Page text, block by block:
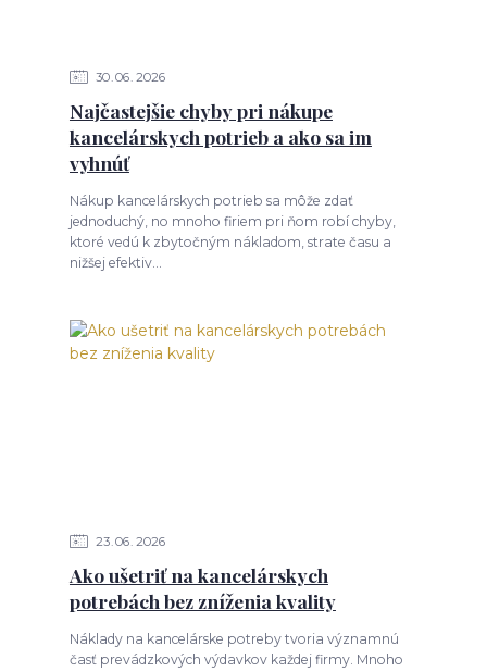
30 06 2026
Najčastejšie chyby pri nákupe
kancelárskych potrieb a ako sa im
vyhnúť
Nákup kancelárskych potrieb sa môže zdať
jednoduchý, no mnoho firiem pri ňom robí chyby,
ktoré vedú k zbytočným nákladom, strate času a
nižšej efektiv...
23 06 2026
Ako ušetriť na kancelárskych
potrebách bez zníženia kvality
Náklady na kancelárske potreby tvoria významnú
časť prevádzkových výdavkov každej firmy. Mnoho